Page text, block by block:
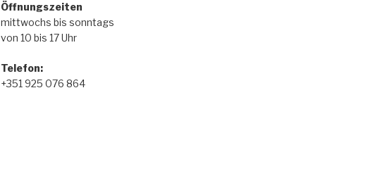
Öffnungszeiten
mittwochs bis sonntags
von 10 bis 17 Uhr
Telefon:
+351 925 076 864